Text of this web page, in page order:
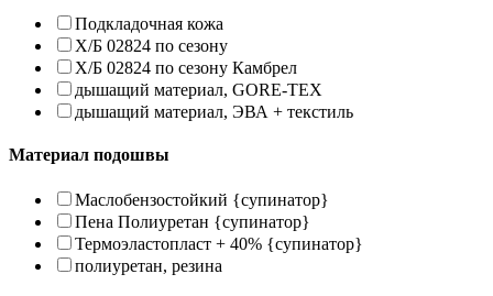
Подкладочная кожа
Х/Б 02824 по сезону
Х/Б 02824 по сезону Камбрел
дышащий материал, GORE-TEX
дышащий материал, ЭВА + текстиль
Материал подошвы
Маслобензостойкий {супинатор}
Пена Полиуретан {супинатор}
Термоэластопласт + 40% {супинатор}
полиуретан, резина